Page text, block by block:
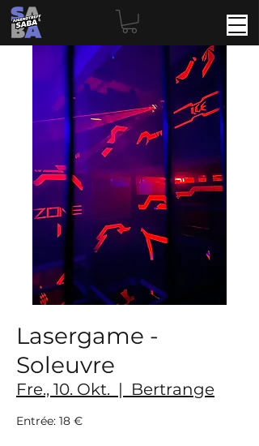
Lasergame -
Soleuvre
Fre., 10. Okt.
  |
Bertrange
Entrée: 18 €